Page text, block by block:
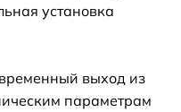
установка
выход из
параметрам